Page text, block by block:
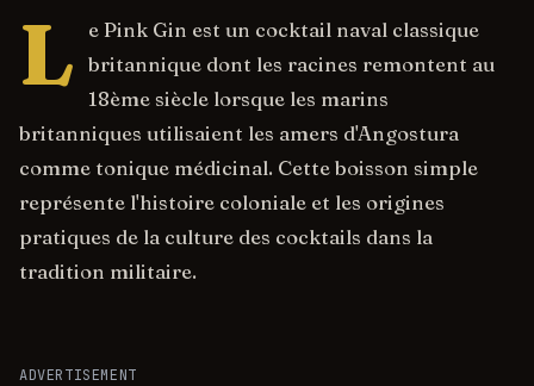
L
e Pink Gin est un cocktail naval classique
britannique dont les racines remontent au
18ème siècle lorsque les marins
britanniques utilisaient les amers d'Angostura
comme tonique médicinal. Cette boisson simple
représente l'histoire coloniale et les origines
pratiques de la culture des cocktails dans la
tradition militaire.
ADVERTISEMENT